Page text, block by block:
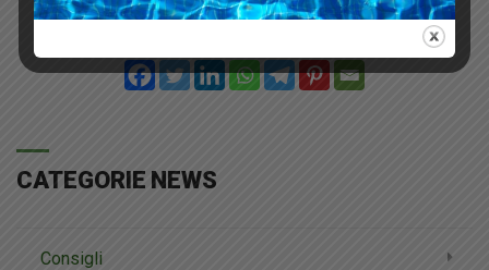
CATEGORIE NEWS
Consigli